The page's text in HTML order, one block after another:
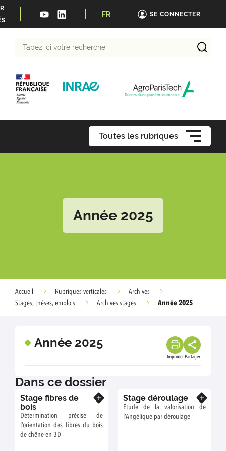
FR SE CONNECTER
Toutes les rubriques
Année 2025
Accueil Rubriques verticales
Archives
Stages, thèses, emplois
Archives stages Année 2025
Année 2025
Imprimer Partager
Dans ce dossier
Stage fibres de
bois
Détermination précise de
l’orientation des fibres du bois
de chêne en 3D
Stage déroulage
Etude de la valorisation de
l’Angélique par déroulage